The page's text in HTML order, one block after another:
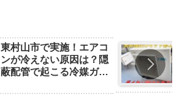
東村山市で実施！エアコ
ンが冷えない原因は？隠
蔽配管で起こる冷媒ガス